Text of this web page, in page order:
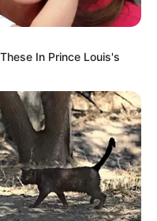
In Prince Louis's